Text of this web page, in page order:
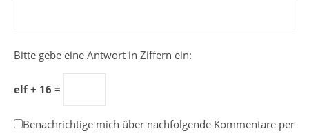
Bitte gebe eine Antwort in Ziffern ein:
elf + 16 =
Benachrichtige mich über nachfolgende Kommentare per